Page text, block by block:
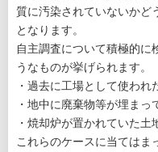
質に汚染されていないかど
となります。
自主調査について積極的に
うなものが挙げられます。
・過去に工場として使われ
・地中に廃棄物等が埋まっ
・焼却炉が置かれていた土
これらのケースに当てはま